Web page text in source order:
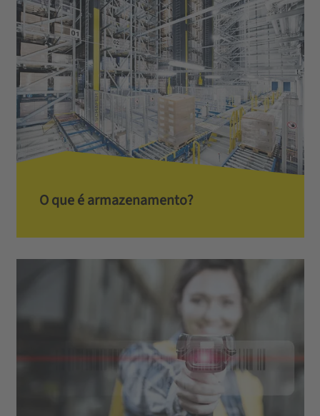
O que é armazenamento?